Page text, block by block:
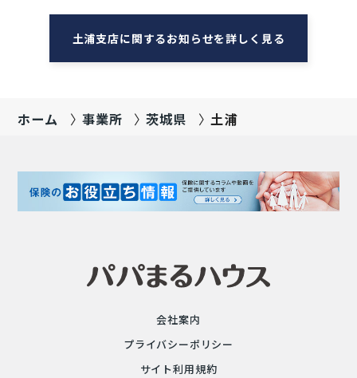
土浦支店に関するお知らせを詳しく見る
ホーム 事業所 茨城県 土浦
会社案内
プライバシーポリシー
サイト利用規約